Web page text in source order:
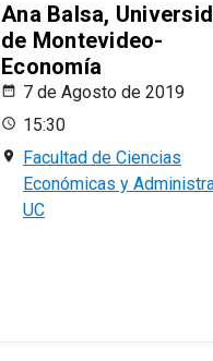
Ana Balsa,
de Montevideo-
Economía
7 de Agosto de 2019
15:30
Facultad de Ciencias
Económicas y
UC